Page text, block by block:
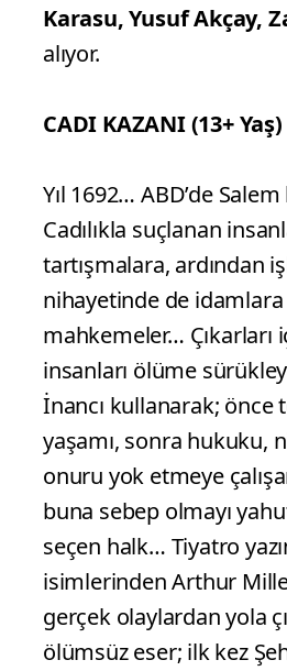
Karasu, Yusuf Akçay,
alıyor.
CADI KAZANI (13+ Yaş)
Yıl 1692… ABD’de
Cadılıkla suçlanan
tartışmalara, ardından
nihayetinde de
mahkemeler… Çıkarları
insanları ölüme
İnancı kullanarak; önce
yaşamı, sonra hukuku,
onuru yok etmeye
buna sebep olmayı
seçen halk… Tiyatro
isimlerinden Arthur
gerçek olaylardan yola
ölümsüz eser; ilk kez